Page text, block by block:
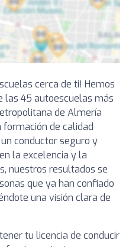
cerca de ti! Hemos
las 45 autoescuelas más
de Almería
de calidad
conductor seguro y
la excelencia y la
nuestros resultados se
que ya han confiado
una visión clara de
tu licencia de conducir